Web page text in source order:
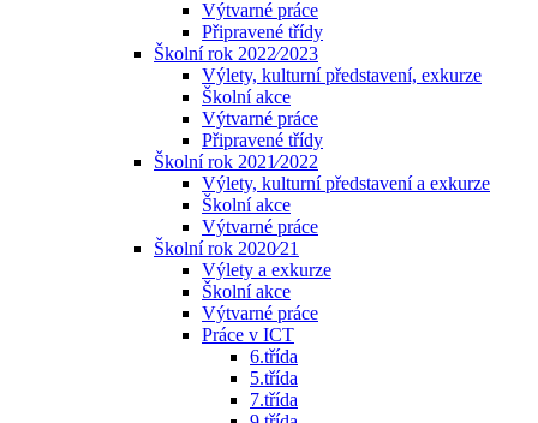
Výtvarné práce
Připravené třídy
Školní rok 2022⁄2023
Výlety, kulturní představení, exkurze
Školní akce
Výtvarné práce
Připravené třídy
Školní rok 2021⁄2022
Výlety, kulturní představení a exkurze
Školní akce
Výtvarné práce
Školní rok 2020⁄21
Výlety a exkurze
Školní akce
Výtvarné práce
Práce v ICT
6.třída
5.třída
7.třída